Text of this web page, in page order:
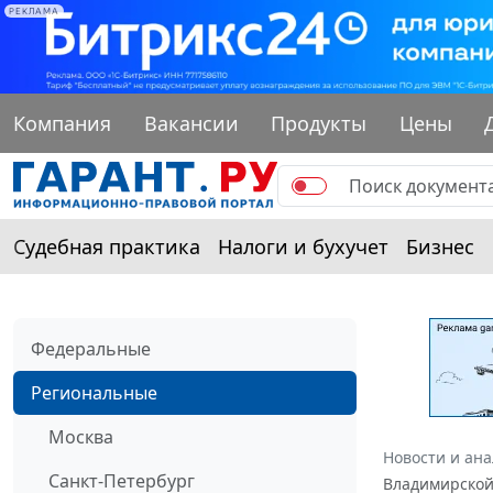
РЕКЛАМА
Компания Вакансии Продукты Цены
Судебная практика Налоги и бухучет Бизнес
Федеральные
Региональные
Москва
Санкт-Петербург
Новости и